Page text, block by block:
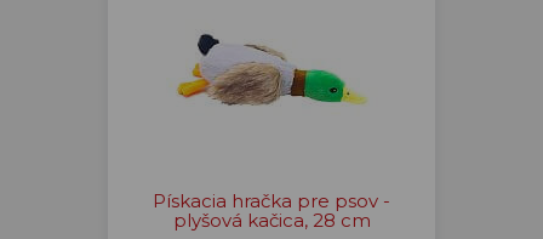
Pískacia hračka pre psov -
plyšová kačica, 28 cm